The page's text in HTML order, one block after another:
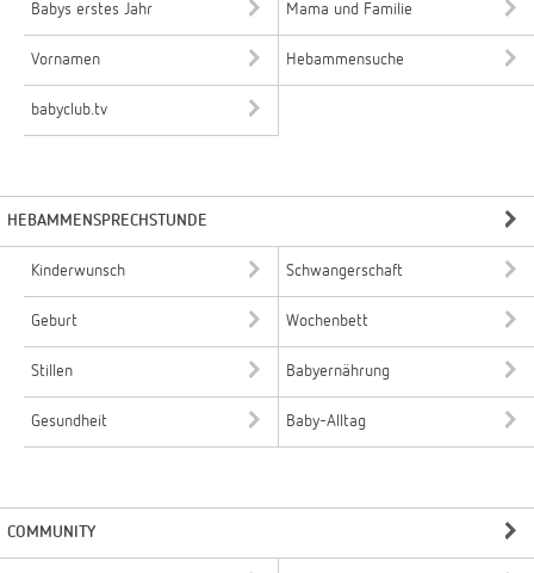
Babys erstes Jahr Mama und Familie
Vornamen Hebammensuche
babyclub.tv
HEBAMMENSPRECHSTUNDE
Kinderwunsch Schwangerschaft
Geburt Wochenbett
Stillen Babyernährung
Gesundheit Baby-Alltag
COMMUNITY